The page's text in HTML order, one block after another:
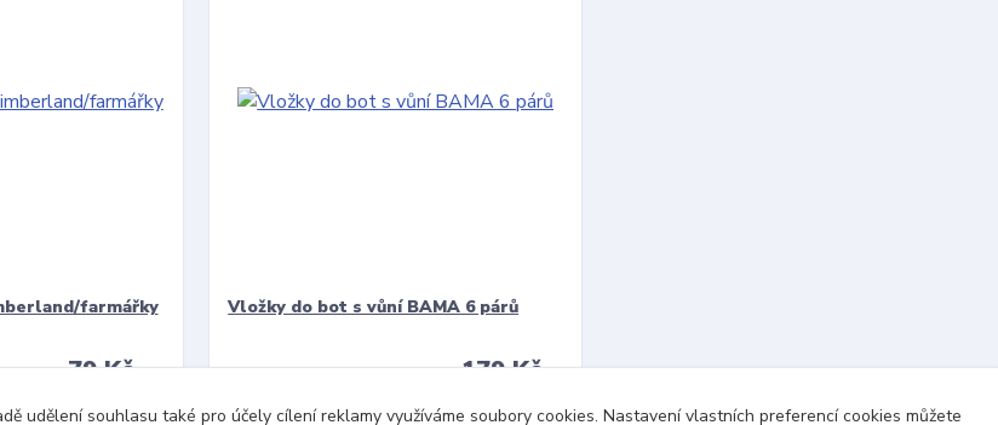
farmářky
79 Kč/pár
Vložky do bot s vůní BAMA 6 párů
179 Kč/ks
Zvolit variantu
udělení souhlasu také pro účely cílení reklamy využíváme soubory cookies. Nastavení vlastních preferencí cookies můžete